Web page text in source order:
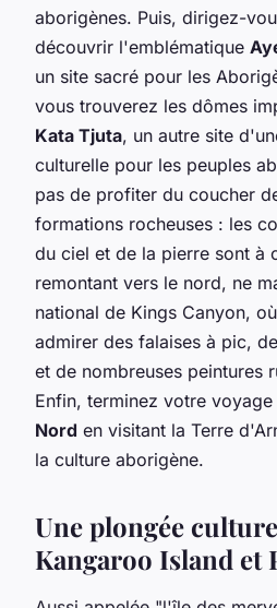
aborigènes. Puis, dirigez-
découvrir l'emblématique
un site sacré pour les
vous trouverez les dômes
Kata Tjuta, un autre site
culturelle pour les peuples
pas de profiter du coucher
formations rocheuses : les
du ciel et de la pierre sont à
remontant vers le nord, ne
national de Kings Canyon,
admirer des falaises à pic,
et de nombreuses peintures
Enfin, terminez votre voyage
Nord en visitant la Terre
la culture aborigène.
Une plongée
Kangaroo Island et